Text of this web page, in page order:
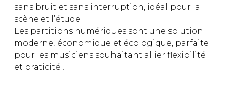
sans bruit et sans interruption, idéal pour la
scène et l’étude.
Les partitions numériques sont une solution
moderne, économique et écologique, parfaite
pour les musiciens souhaitant allier flexibilité
et praticité !